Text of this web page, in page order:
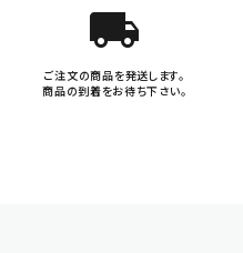
local_shipping
ご注文の商品を発送します。
商品の到着をお待ち下さい。